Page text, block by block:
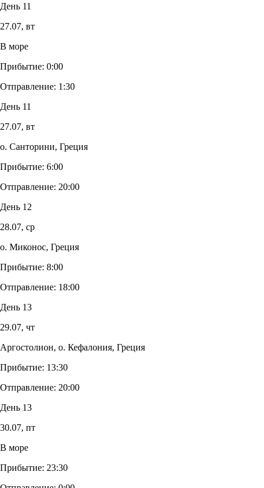
День 11
27.07, вт
В море
Прибытие: 0:00
Отправление: 1:30
День 11
27.07, вт
о. Санторини, Греция
Прибытие: 6:00
Отправление: 20:00
День 12
28.07, ср
о. Миконос, Греция
Прибытие: 8:00
Отправление: 18:00
День 13
29.07, чт
Аргостолион, о. Кефалония, Греция
Прибытие: 13:30
Отправление: 20:00
День 13
30.07, пт
В море
Прибытие: 23:30